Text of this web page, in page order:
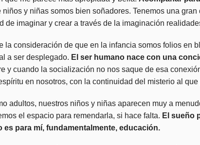
niños y niñas somos bien soñadores. Tenemos una
de imaginar y crear a través de la imaginación
la consideración de que en la infancia somos folios en
a ser desplegado. El ser humano nace con una
y cuando la socialización no nos saque de esa
en nosotros, con la continuidad del misterio al que
adultos, nuestros niños y niñas aparecen muy a
el espacio para remendarla, si hace falta. El sueño
es para mí, fundamentalmente, educación.